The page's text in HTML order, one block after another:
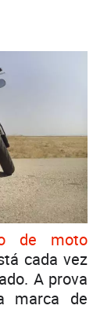
de moto
cada vez
A prova
marca de